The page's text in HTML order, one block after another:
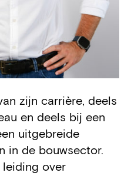
zijn carrière, deels
en deels bij een
uitgebreide
in de bouwsector.
over